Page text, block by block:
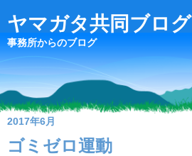
ヤマガタ共同ブログ
事務所からのブログ
2017年6月
ゴミゼロ運動